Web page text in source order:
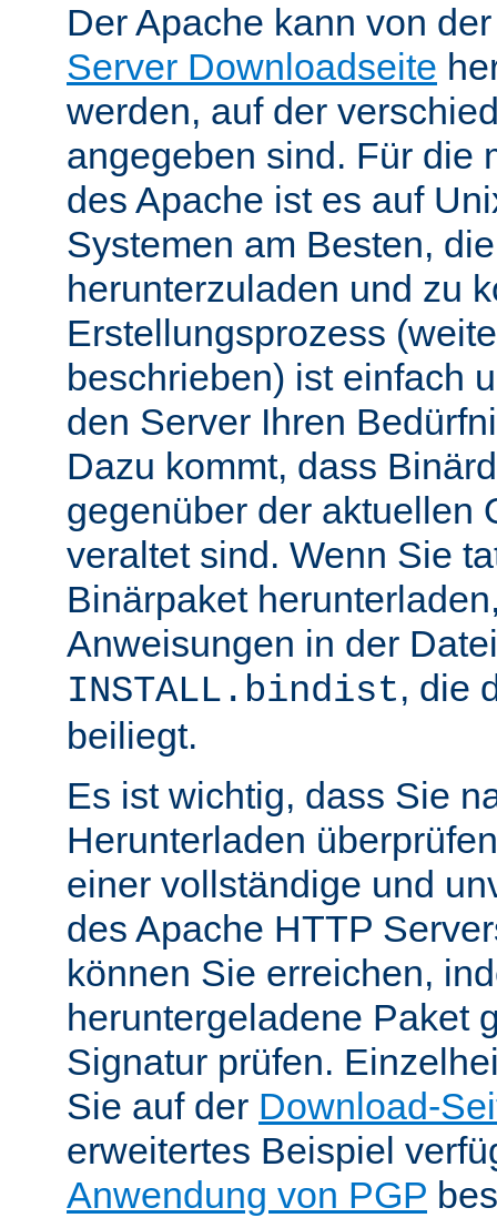
Der Apache kann von
Server Downloadseite
werden, auf der
angegeben sind. Für die
des Apache ist es auf
Systemen am Besten,
herunterzuladen und zu
Erstellungsprozess
beschrieben) ist einfach
den Server Ihren
Dazu kommt, dass
gegenüber der aktuellen
veraltet sind. Wenn Sie
Binärpaket
Anweisungen in der Datei
INSTALL.bindist, die
beiliegt.
Es ist wichtig, dass Sie
Herunterladen
einer vollständige und
des Apache HTTP
können Sie erreichen,
heruntergeladene Paket
Signatur prüfen.
Sie auf der Download-
erweitertes Beispiel
Anwendung von PGP